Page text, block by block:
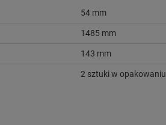
54 mm
1485 mm
143 mm
2 sztuki w opakowaniu